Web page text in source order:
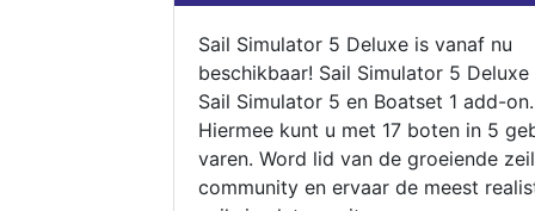
Sail Simulator 5 Deluxe is vanaf nu
beschikbaar! Sail Simulator 5
Sail Simulator 5 en Boatset 1 add-on.
Hiermee kunt u met 17 boten in 5
varen. Word lid van de groeiende zeil
community en ervaar de meest